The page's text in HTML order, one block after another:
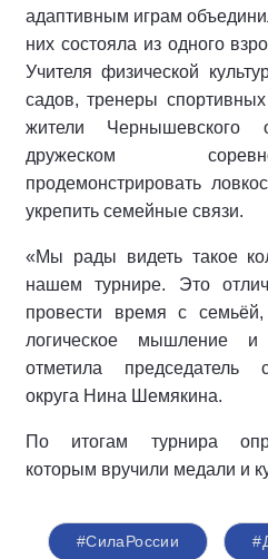
адаптивным играм
них состояла из одного
Учителя физической
садов, тренеры
жители Чернышевского
дружеском
продемонстрировать
укрепить семейные связи.
«Мы рады видеть такое
нашем турнире. Это
провести время с
логическое мышление
отметила председатель
округа Нина Шемякина.
По итогам турнира
которым вручили медали и
#СилаРоссии